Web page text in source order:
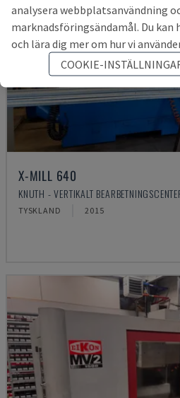
X-MILL 640
KNUTH - VERTIKALT
TYSKLAND 2015
analysera webbplatsanvändning
marknadsföringsändamål. Du
och lära dig mer om hur vi
COOKIE-